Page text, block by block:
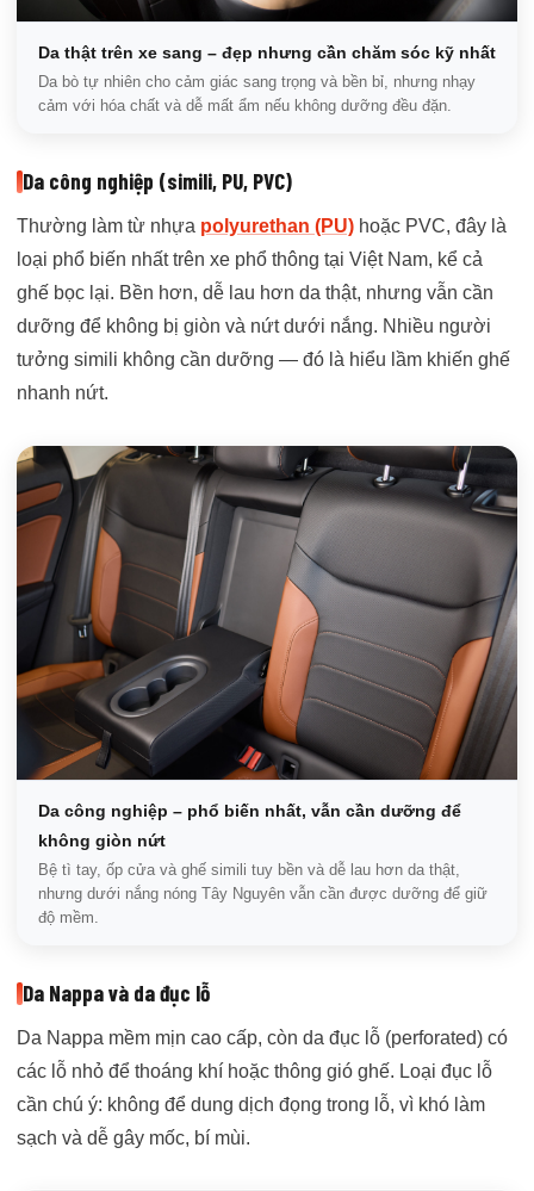
Da thật trên xe sang – đẹp nhưng cần chăm sóc kỹ nhất
Da bò tự nhiên cho cảm giác sang trọng và bền bỉ, nhưng nhạy
cảm với hóa chất và dễ mất ẩm nếu không dưỡng đều đặn.
Da công nghiệp (simili, PU, PVC)
Thường làm từ nhựa polyurethan (PU) hoặc PVC, đây là
loại phổ biến nhất trên xe phổ thông tại Việt Nam, kể cả
ghế bọc lại. Bền hơn, dễ lau hơn da thật, nhưng vẫn cần
dưỡng để không bị giòn và nứt dưới nắng. Nhiều người
tưởng simili không cần dưỡng — đó là hiểu lầm khiến ghế
nhanh nứt.
Da công nghiệp – phổ biến nhất, vẫn cần dưỡng để
không giòn nứt
Bệ tì tay, ốp cửa và ghế simili tuy bền và dễ lau hơn da thật,
nhưng dưới nắng nóng Tây Nguyên vẫn cần được dưỡng để giữ
độ mềm.
Da Nappa và da đục lỗ
Da Nappa mềm mịn cao cấp, còn da đục lỗ (perforated) có
các lỗ nhỏ để thoáng khí hoặc thông gió ghế. Loại đục lỗ
cần chú ý: không để dung dịch đọng trong lỗ, vì khó làm
sạch và dễ gây mốc, bí mùi.